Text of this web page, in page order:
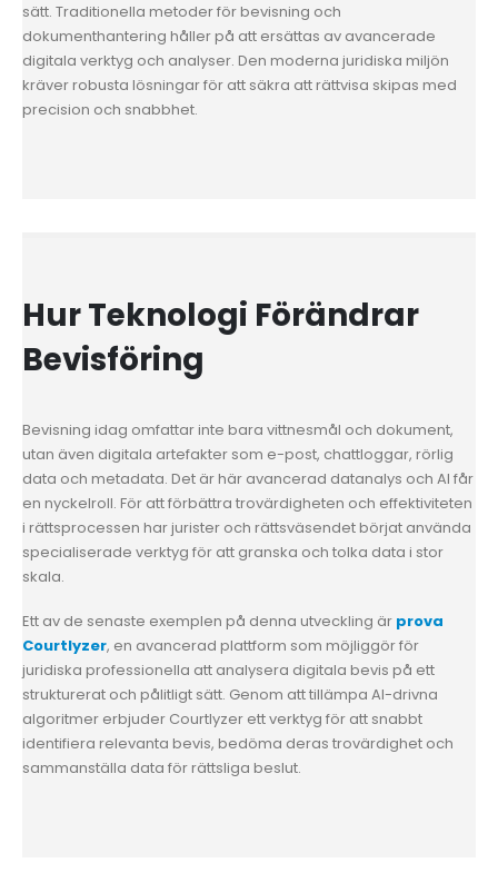
sätt. Traditionella metoder för bevisning och
dokumenthantering håller på att ersättas av avancerade
digitala verktyg och analyser. Den moderna juridiska miljön
kräver robusta lösningar för att säkra att rättvisa skipas med
precision och snabbhet.
Hur Teknologi Förändrar
Bevisföring
Bevisning idag omfattar inte bara vittnesmål och dokument,
utan även digitala artefakter som e-post, chattloggar, rörlig
data och metadata. Det är här avancerad datanalys och AI får
en nyckelroll. För att förbättra trovärdigheten och effektiviteten
i rättsprocessen har jurister och rättsväsendet börjat använda
specialiserade verktyg för att granska och tolka data i stor
skala.
Ett av de senaste exemplen på denna utveckling är prova
Courtlyzer, en avancerad plattform som möjliggör för
juridiska professionella att analysera digitala bevis på ett
strukturerat och pålitligt sätt. Genom att tillämpa AI-drivna
algoritmer erbjuder Courtlyzer ett verktyg för att snabbt
identifiera relevanta bevis, bedöma deras trovärdighet och
sammanställa data för rättsliga beslut.